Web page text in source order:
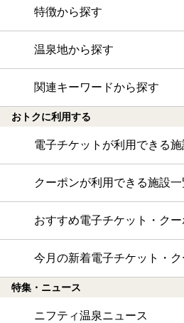
特徴から探す
温泉地から探す
関連キーワードから探す
おトクに利用する
電子チケットが利用できる施
クーポンが利用できる施設一
おすすめ電子チケット・ク
今月の新着電子チケット・
特集・ニュース
ニフティ温泉ニュース